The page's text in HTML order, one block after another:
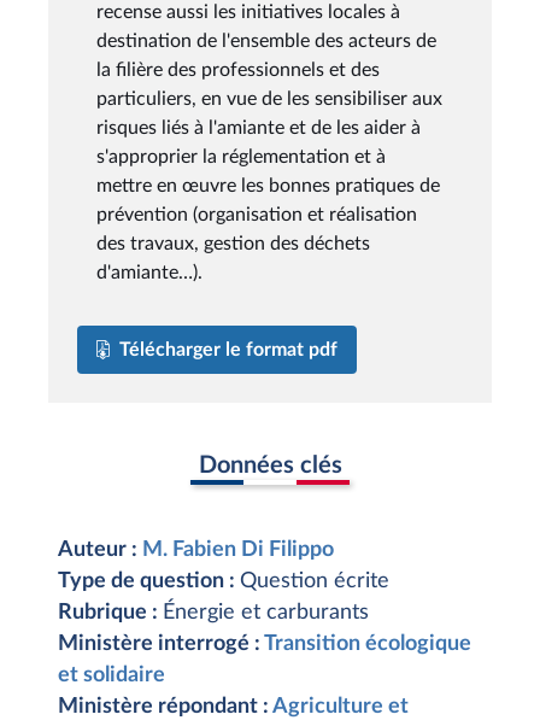
recense aussi les initiatives locales à
destination de l'ensemble des acteurs de
la filière des professionnels et des
particuliers, en vue de les sensibiliser aux
risques liés à l'amiante et de les aider à
s'approprier la réglementation et à
mettre en œuvre les bonnes pratiques de
prévention (organisation et réalisation
des travaux, gestion des déchets
d'amiante…).
Télécharger le format pdf
Données clés
Auteur : M. Fabien Di Filippo
Type de question : Question écrite
Rubrique : Énergie et carburants
Ministère interrogé : Transition écologique
et solidaire
Ministère répondant : Agriculture et